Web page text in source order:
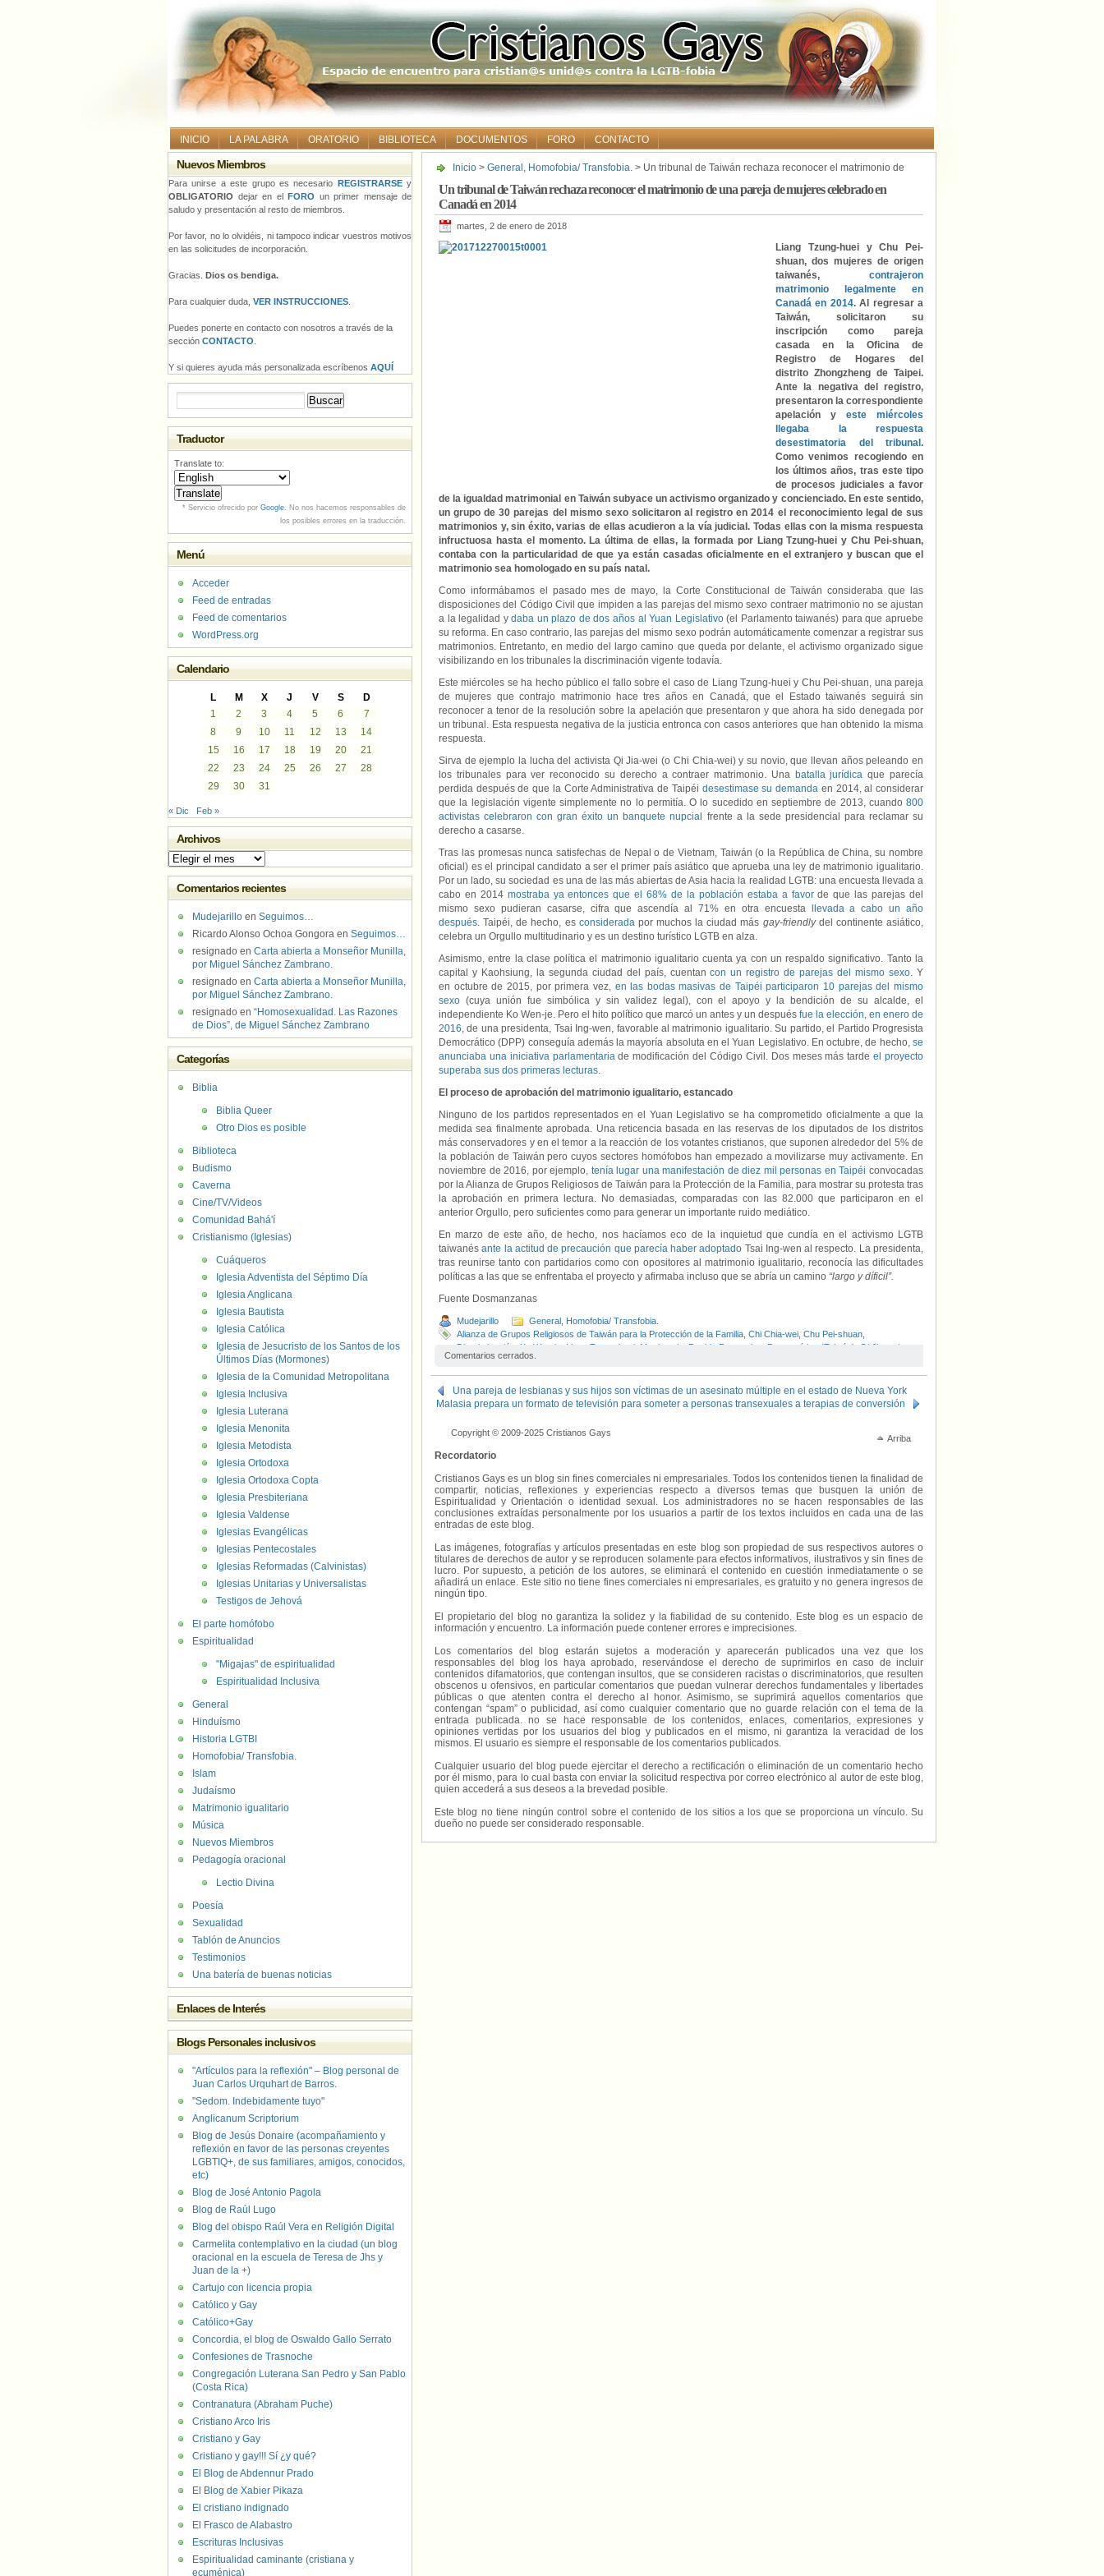
INICIO LA PALABRA ORATORIO BIBLIOTECA DOCUMENTOS FORO CONTACTO
Inicio > General , Homofobia/ Transfobia. > Un tribunal de Taiwán rechaza reconocer el matrimonio de
Un tribunal de Taiwán rechaza reconocer el matrimonio de una pareja de mujeres celebrado en
Canadá en 2014
martes, 2 de enero de 2018
Liang Tzung-huei y Chu Pei-
shuan, dos mujeres de origen
taiwanés, contrajeron
matrimonio legalmente en
Canadá en 2014. Al regresar a
Taiwán, solicitaron su
inscripción como pareja
casada en la Oficina de
Registro de Hogares del
distrito Zhongzheng de Taipei.
Ante la negativa del registro,
presentaron la correspondiente
apelación y este miércoles
llegaba la respuesta
desestimatoria del tribunal .
Como venimos recogiendo en
los últimos años, tras este tipo
de procesos judiciales a favor
de la igualdad matrimonial en Taiwán subyace un activismo organizado y concienciado. En este sentido,
un grupo de 30 parejas del mismo sexo solicitaron al registro en 2014 el reconocimiento legal de sus
matrimonios y, sin éxito, varias de ellas acudieron a la vía judicial. Todas ellas con la misma respuesta
infructuosa hasta el momento. La última de ellas, la formada por Liang Tzung-huei y Chu Pei-shuan,
contaba con la particularidad de que ya están casadas oficialmente en el extranjero y buscan que el
matrimonio sea homologado en su país natal.
Como informábamos el pasado mes de mayo, la Corte Constitucional de Taiwán consideraba que las
disposiciones del Código Civil que impiden a las parejas del mismo sexo contraer matrimonio no se ajustan
a la legalidad ydaba un plazo de dos años al Yuan Legislativo(el Parlamento taiwanés) para que apruebe
su reforma. En caso contrario, las parejas del mismo sexo podrán automáticamente comenzar a registrar sus
matrimonios. Entretanto, en medio del largo camino que queda por delante, el activismo organizado sigue
visibilizando en los tribunales la discriminación vigente todavía.
Este miércoles se ha hecho público el fallo sobre el caso de Liang Tzung-huei y Chu Pei-shuan, una pareja
de mujeres que contrajo matrimonio hace tres años en Canadá, que el Estado taiwanés seguirá sin
reconocer a tenor de la resolución sobre la apelación que presentaron y que ahora ha sido denegada por
un tribunal. Esta respuesta negativa de la justicia entronca con casos anteriores que han obtenido la misma
respuesta.
Sirva de ejemplo la lucha del activista Qi Jia-wei (o Chi Chia-wei) y su novio, que llevan años peleando en
los tribunales para ver reconocido su derecho a contraer matrimonio. Una batalla jurídica que parecía
perdida después de que la Corte Administrativa de Taipéi desestimase su demanda en 2014, al considerar
que la legislación vigente simplemente no lo permitía. O lo sucedido en septiembre de 2013, cuando 800
activistas celebraron con gran éxito un banquete nupcial
frente a la sede presidencial para reclamar su
derecho a casarse.
Tras las promesas nunca satisfechas de Nepal o de Vietnam, Taiwán (o la República de China, su nombre
oficial) es el principal candidato a ser el primer país asiático que aprueba una ley de matrimonio igualitario.
Por un lado, su sociedad es una de las más abiertas de Asia hacia la realidad LGTB: una encuesta llevada a
cabo en 2014 mostraba ya entonces que el 68% de la población estaba a favorde que las parejas del
mismo sexo pudieran casarse, cifra que ascendía al 71% en otra encuesta
llevada a cabo un año
después. Taipéi, de hecho, es consideradapor muchos la ciudad más gay-friendlydel continente asiático,
celebra un Orgullo multitudinario y es un destino turístico LGTB en alza.
Asimismo, entre la clase política el matrimonio igualitario cuenta ya con un respaldo significativo. Tanto la
capital y Kaohsiung, la segunda ciudad del país, cuentancon un registro de parejas del mismo sexo. Y
en octubre de 2015, por primera vez,en las bodas masivas de Taipéi participaron 10 parejas del mismo
sexo (cuya unión fue simbólica y sin validez legal), con el apoyo y la bendición de su alcalde, el
independiente Ko Wen-je. Pero el hito político que marcó un antes y un después fue la elección, en enero de
2016, de una presidenta, Tsai Ing-wen, favorable al matrimonio igualitario. Su partido, el Partido Progresista
Democrático (DPP) conseguía además la mayoría absoluta en el Yuan Legislativo. En octubre, de hecho, se
anunciaba una iniciativa parlamentariade modificación del Código Civil. Dos meses más tardeel proyecto
superaba sus dos primeras lecturas.
El proceso de aprobación del matrimonio igualitario, estancado
Ninguno de los partidos representados en el Yuan Legislativo se ha comprometido oficialmente a que la
medida sea finalmente aprobada. Una reticencia basada en las reservas de los diputados de los distritos
más conservadores y en el temor a la reacción de los votantes cristianos, que suponen alrededor del 5% de
la población de Taiwán pero cuyos sectores homófobos han empezado a movilizarse muy activamente. En
noviembre de 2016, por ejemplo, tenía lugar una manifestación de diez mil personas en Taipéi convocadas
por la Alianza de Grupos Religiosos de Taiwán para la Protección de la Familia, para mostrar su protesta tras
la aprobación en primera lectura. No demasiadas, comparadas con las 82.000 que participaron en el
anterior Orgullo, pero suficientes como para generar un importante ruido mediático.
En marzo de este año, de hecho, nos hacíamos eco de la inquietud que cundía en el activismo LGTB
taiwanésante la actitud de precaución que parecía haber adoptado Tsai Ing-wen al respecto. La presidenta,
tras reunirse tanto con partidarios como con opositores al matrimonio igualitario, reconocía las dificultades
políticas a las que se enfrentaba el proyecto y afirmaba incluso que se abría un camino “largo y díficil”.
Fuente Dosmanzanas
Mudejarillo General Homofobia/ Transfobia.
Alianza de Grupos Religiosos de Taiwán para la Protección de la Familia Chi Chia-wei Chu Pei-shuan
Discriminación
Ko Wen-je Liang Tzung-huei Matrimonio Partido Progresista Democrático (Taiwán) Qi Jia-wei
Taipéi,Taiwan,Taiwan Sentinel
Comentarios cerrados.
Una pareja de lesbianas y sus hijos son víctimas de un asesinato múltiple en el estado de Nueva York
Malasia prepara un formato de televisión para someter a personas transexuales a terapias de conversión
Arriba
Copyright © 2009-2025 Cristianos Gays
Recordatorio
Cristianos Gays es un blog sin fines comerciales ni empresariales. Todos los contenidos tienen la finalidad de
compartir, noticias, reflexiones y experiencias respecto a diversos temas que busquen la unión de
Espiritualidad y Orientación o identidad sexual. Los administradores no se hacen responsables de las
conclusiones extraídas personalmente por los usuarios a partir de los textos incluidos en cada una de las
entradas de este blog.
Las imágenes, fotografías y artículos presentadas en este blog son propiedad de sus respectivos autores o
titulares de derechos de autor y se reproducen solamente para efectos informativos, ilustrativos y sin fines de
lucro. Por supuesto, a petición de los autores, se eliminará el contenido en cuestión inmediatamente o se
añadirá un enlace. Este sitio no tiene fines comerciales ni empresariales, es gratuito y no genera ingresos de
ningún tipo.
El propietario del blog no garantiza la solidez y la fiabilidad de su contenido. Este blog es un espacio de
información y encuentro. La información puede contener errores e imprecisiones.
Los comentarios del blog estarán sujetos a moderación y aparecerán publicados una vez que los
responsables del blog los haya aprobado, reservándose el derecho de suprimirlos en caso de incluir
contenidos difamatorios, que contengan insultos, que se consideren racistas o discriminatorios, que resulten
obscenos u ofensivos, en particular comentarios que puedan vulnerar derechos fundamentales y libertades
públicas o que atenten contra el derecho al honor. Asimismo, se suprimirá aquellos comentarios que
contengan “spam” o publicidad, así como cualquier comentario que no guarde relación con el tema de la
entrada publicada. no se hace responsable de los contenidos, enlaces, comentarios, expresiones y
opiniones vertidas por los usuarios del blog y publicados en el mismo, ni garantiza la veracidad de los
mismos. El usuario es siempre el responsable de los comentarios publicados.
Cualquier usuario del blog puede ejercitar el derecho a rectificación o eliminación de un comentario hecho
por él mismo, para lo cual basta con enviar la solicitud respectiva por correo electrónico al autor de este blog,
quien accederá a sus deseos a la brevedad posible.
Este blog no tiene ningún control sobre el contenido de los sitios a los que se proporciona un vínculo. Su
dueño no puede ser considerado responsable.
Nuevos Miembros
Para unirse a este grupo es necesario REGISTRARSEy
OBLIGATORIO dejar en el FORO un primer mensaje de
saludo y presentación al resto de miembros.
Por favor, no lo olvidéis, ni tampoco indicar vuestros motivos
en las solicitudes de incorporación.
Gracias. Dios os bendiga.
Para cualquier duda, VER INSTRUCCIONES
Puedes ponerte en contacto con nosotros a través de la
sección CONTACTO
Y si quieres ayuda más personalizada escríbenos AQUÍ
Traductor
Translate to:
* Servicio ofrecido por Google. No nos hacemos responsables de
los posibles errores en la traducción.
Menú
Acceder
Feed de entradas
Feed de comentarios
WordPress.org
Calendario
L M X J V S
D
1
2 3 4 5 6
7
8
9 10 11 12 13
14
15
16 17 18 19 20
21
22
23 24 25 26 27
28
29
30 31
« Dic Feb »
Archivos
Archivos
Comentarios recientes
Mudejarillo en Seguimos…
Ricardo Alonso Ochoa Gongora en Seguimos…
resignado en Carta abierta a Monseñor Munilla,
por Miguel Sánchez Zambrano.
resignado en Carta abierta a Monseñor Munilla,
por Miguel Sánchez Zambrano.
resignado en “Homosexualidad. Las Razones
de Dios”, de Miguel Sánchez Zambrano
Categorías
Biblia
Biblia Queer
Otro Dios es posible
Biblioteca
Budismo
Caverna
Cine/TV/Videos
Comunidad Bahá'í
Cristianismo (Iglesias)
Cuáqueros
Iglesia Adventista del Séptimo Día
Iglesia Anglicana
Iglesia Bautista
Iglesia Católica
Iglesia de Jesucristo de los Santos de los
Últimos Días (Mormones)
Iglesia de la Comunidad Metropolitana
Iglesia Inclusiva
Iglesia Luterana
Iglesia Menonita
Iglesia Metodista
Iglesia Ortodoxa
Iglesia Ortodoxa Copta
Iglesia Presbiteriana
Iglesia Valdense
Iglesias Evangélicas
Iglesias Pentecostales
Iglesias Reformadas (Calvinistas)
Iglesias Unitarias y Universalistas
Testigos de Jehová
El parte homófobo
Espiritualidad
"Migajas" de espiritualidad
Espiritualidad Inclusiva
General
Hinduísmo
Historia LGTBI
Homofobia/ Transfobia.
Islam
Judaísmo
Matrimonio igualitario
Música
Nuevos Miembros
Pedagogía oracional
Lectio Divina
Poesía
Sexualidad
Tablón de Anuncios
Testimonios
Una batería de buenas noticias
Enlaces de Interés
Blogs Personales inclusivos
"Artículos para la reflexión" – Blog personal de
Juan Carlos Urquhart de Barros.
"Sedom. Indebidamente tuyo"
Anglicanum Scriptorium
Blog de Jesús Donaire (acompañamiento y
reflexión en favor de las personas creyentes
LGBTIQ+, de sus familiares, amigos, conocidos,
etc)
Blog de José Antonio Pagola
Blog de Raúl Lugo
Blog del obispo Raúl Vera en Religión Digital
Carmelita contemplativo en la ciudad (un blog
oracional en la escuela de Teresa de Jhs y
Juan de la +)
Cartujo con licencia propia
Católico y Gay
Católico+Gay
Concordia, el blog de Oswaldo Gallo Serrato
Confesiones de Trasnoche
Congregación Luterana San Pedro y San Pablo
(Costa Rica)
Contranatura (Abraham Puche)
Cristiano Arco Iris
Cristiano y Gay
Cristiano y gay!!! Sí ¿y qué?
El Blog de Abdennur Prado
El Blog de Xabier Pikaza
El cristiano indignado
El Frasco de Alabastro
Escrituras Inclusivas
Espiritualidad caminante (cristiana y
ecuménica)